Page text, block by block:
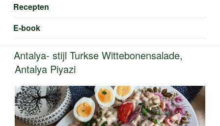
Recepten
E-book
Antalya- stijl Turkse Wittebonensalade,
Antalya Piyazi